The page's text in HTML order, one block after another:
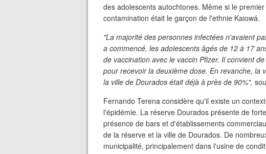
des adolescents autochtones. Même si le
contamination était le garçon de l'ethnie Kaiowá.
"La majorité des personnes infectées n'avaient
a commencé, les adolescents âgés de 12 à 17
de vaccination avec le vaccin Pfizer. Il convient
pour recevoir la deuxième dose. En revanche, la
la ville de Dourados était déjà à près de 90%",
Fernando Terena considère qu'il existe un
l'épidémie. La réserve Dourados présente de
présence de bars et d'établissements
de la réserve et la ville de Dourados. De
municipalité, principalement dans l'usine de